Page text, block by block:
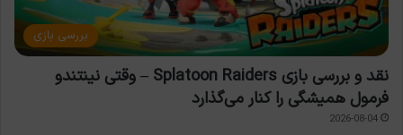
بررسی بازی
نقد و بررسی بازی Splatoon Raiders – وقتی نینتندو
فرمول همیشگی را کنار می‌گذارد
2026-08-04